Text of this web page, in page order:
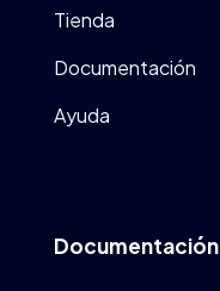
Tienda
Documentación
Ayuda
Documentación